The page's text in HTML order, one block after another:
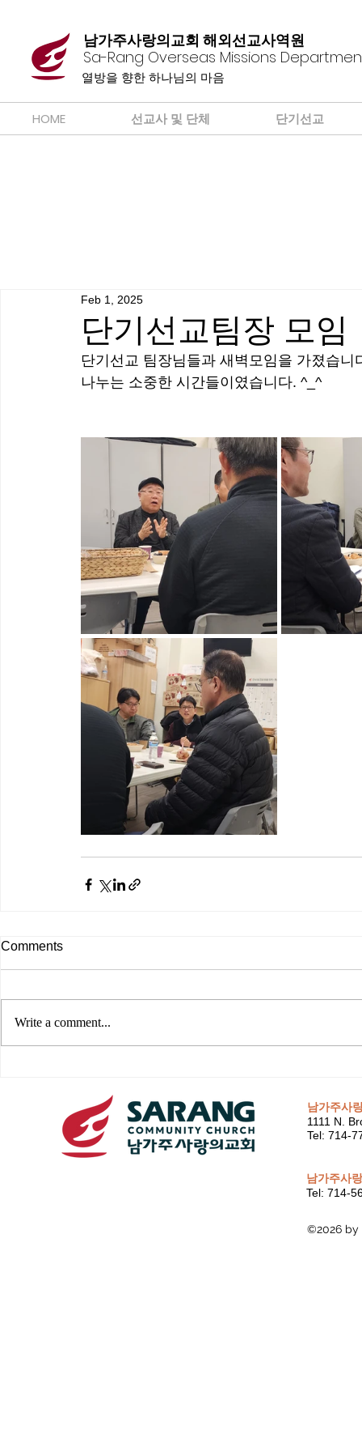
남가주사랑의교회 해외선교사역원
Sa-Rang Overseas Missions
​열방을 향한 하나님의 마음
HOME 선교사 및 단체 단기선교
단기선교팀장 모임
Feb 1, 2025
단기선교 팀장님들과 새벽모임을 가졌습
나누는 소중한 시간들이였습니다. ^_^
Comments
Write a comment...
남가주사
1111 N.
Tel: 714-
남가주사
Tel: 714-
©2026 by